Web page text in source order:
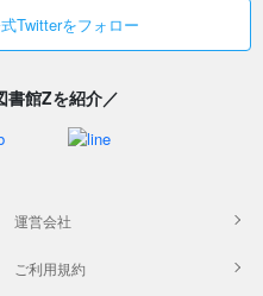
Twitterをフォロー
書館Zを紹介／
運営会社
ご利用規約